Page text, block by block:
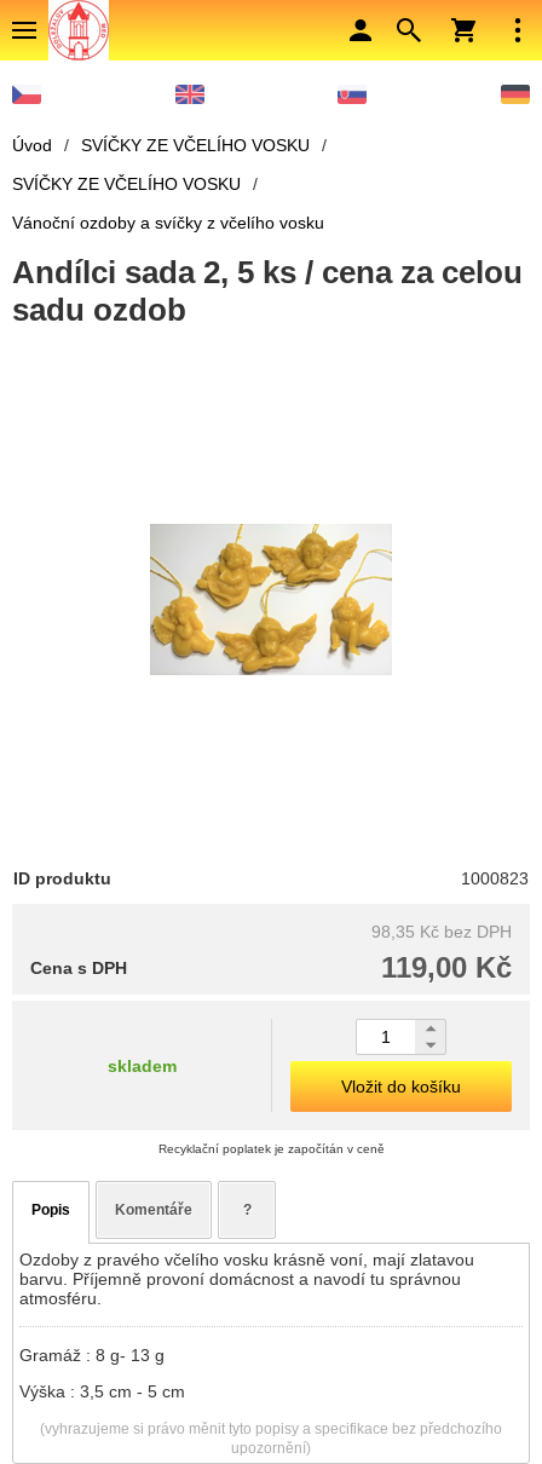
Úvod / SVÍČKY ZE VČELÍHO VOSKU
/
SVÍČKY ZE VČELÍHO VOSKU
/
Vánoční ozdoby a svíčky z včelího vosku
Andílci sada 2, 5 ks / cena za celou
sadu ozdob
ID produktu 1000823
98,35 Kč bez DPH
119,00 Kč
Cena s DPH
skladem
Vložit do košíku
Recyklační poplatek je započítán v ceně
Popis Komentáře ?
Ozdoby z pravého včelího vosku krásně voní, mají zlatavou
barvu. Příjemně provoní domácnost a navodí tu správnou
atmosféru.
Gramáž : 8 g- 13 g
Výška : 3,5 cm - 5 cm
(vyhrazujeme si právo měnit tyto popisy a specifikace bez předchozího
upozornění)